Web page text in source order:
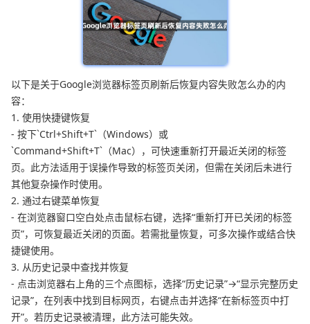
以下是关于Google浏览器标签页刷新后恢复内容失败怎么办的内
容：
1. 使用快捷键恢复
- 按下`Ctrl+Shift+T`（Windows）或
`Command+Shift+T`（Mac），可快速重新打开最近关闭的标签
页。此方法适用于误操作导致的标签页关闭，但需在关闭后未进行
其他复杂操作时使用。
2. 通过右键菜单恢复
- 在浏览器窗口空白处点击鼠标右键，选择“重新打开已关闭的标签
页”，可恢复最近关闭的页面。若需批量恢复，可多次操作或结合快
捷键使用。
3. 从历史记录中查找并恢复
- 点击浏览器右上角的三个点图标，选择“历史记录”→“显示完整历史
记录”，在列表中找到目标网页，右键点击并选择“在新标签页中打
开”。若历史记录被清理，此方法可能失效。